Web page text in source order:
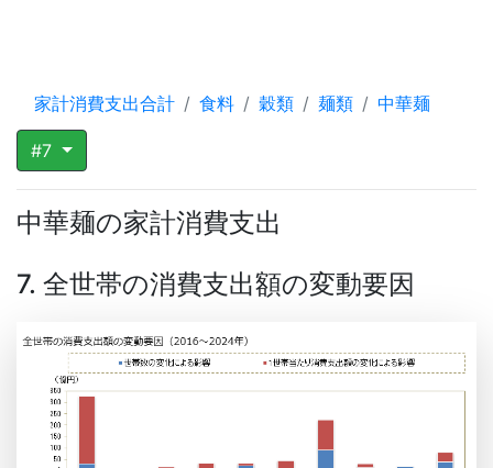
家計消費支出合計 食料 穀類 麺類 中華麺
#7
中華麺の家計消費支出
7. 全世帯の消費支出額の変動要因